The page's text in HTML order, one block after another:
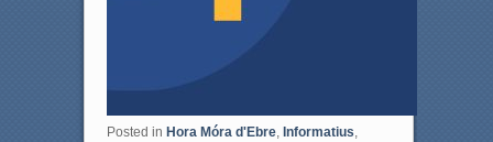
Posted in Hora Móra d'Ebre, Informatius